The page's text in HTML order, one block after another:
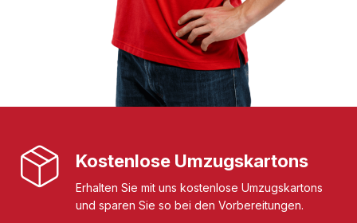
Kostenlose Umzugskartons
Erhalten Sie mit uns kostenlose Umzugskartons
und sparen Sie so bei den Vorbereitungen.